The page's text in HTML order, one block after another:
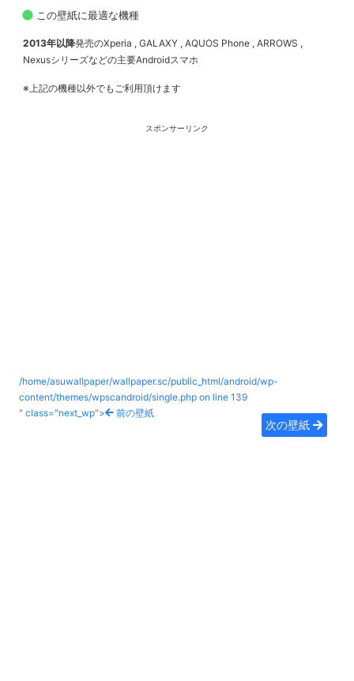
この壁紙に最適な機種
2013年以降発売のXperia , GALAXY , AQUOS Phone , ARROWS ,
Nexusシリーズなどの主要Androidスマホ
※上記の機種以外でもご利用頂けます
スポンサーリンク
/home/asuwallpaper/wallpaper.sc/public_html/android/wp-
content/themes/wpscandroid/single.php on line 139
" class="next_wp">
前の壁紙
次の壁紙